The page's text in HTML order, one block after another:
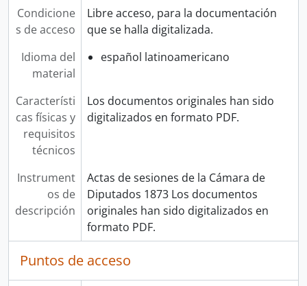
Condicione
s de acceso
Libre acceso, para la documentación
que se halla digitalizada.
Idioma del
material
español latinoamericano
Característi
cas físicas y
requisitos
técnicos
Los documentos originales han sido
digitalizados en formato PDF.
Instrument
os de
descripción
Actas de sesiones de la Cámara de
Diputados 1873 Los documentos
originales han sido digitalizados en
formato PDF.
Puntos de acceso